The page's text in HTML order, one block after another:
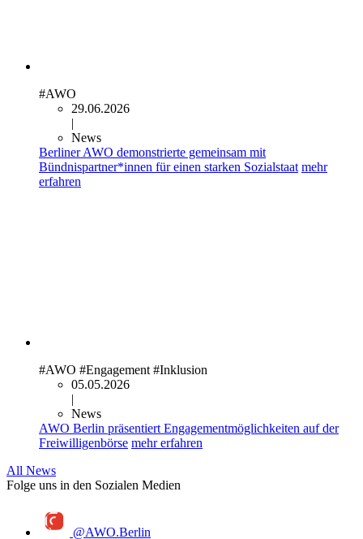
#AWO
29.06.2026
|
News
Berliner AWO demonstrierte gemeinsam mit
Bündnispartner*innen für einen starken Sozialstaat mehr
erfahren
#AWO #Engagement #Inklusion
05.05.2026
|
News
AWO Berlin präsentiert Engagementmöglichkeiten auf der
Freiwilligenbörse mehr erfahren
All News
Folge uns in den Sozialen Medien
@AWO.Berlin